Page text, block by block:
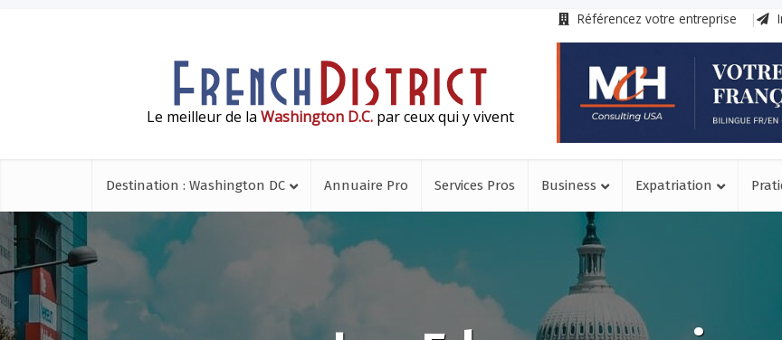
Référencez votre entreprise
Le meilleur de la Washington D.C. par ceux qui y vivent
Destination : Washington DC Annuaire Pro Services Pros Business Expatriation